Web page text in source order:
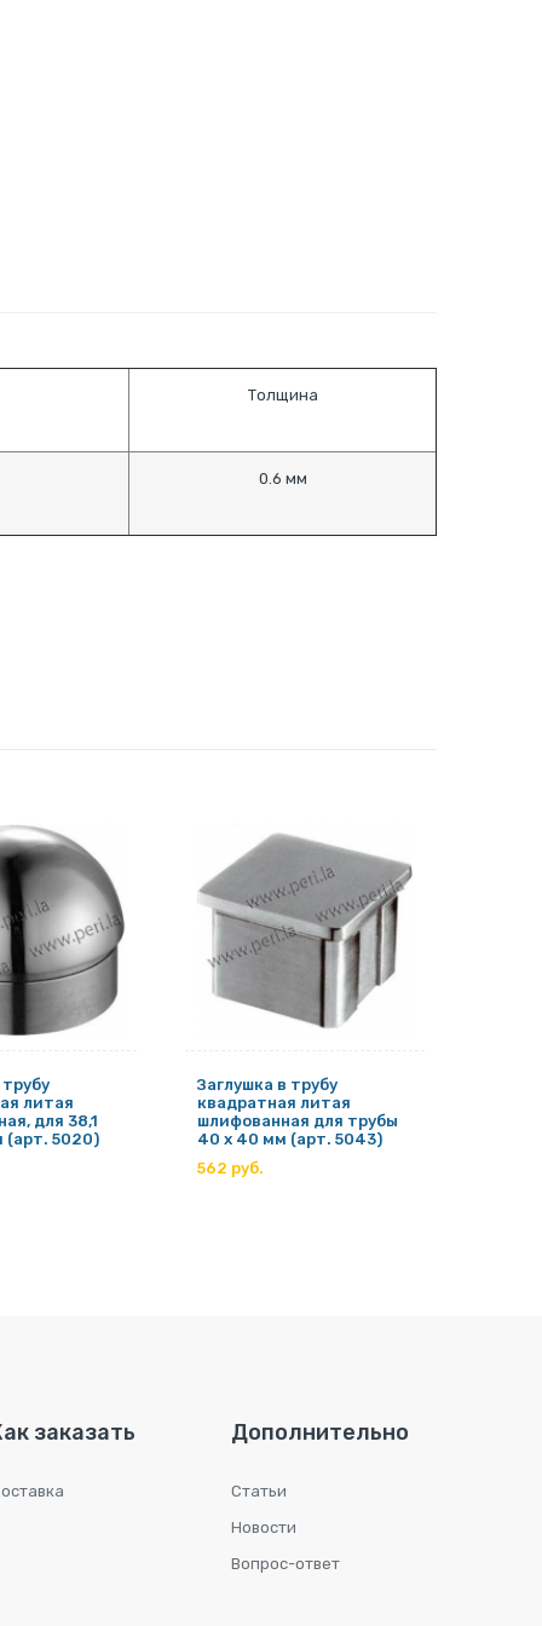
Толщина
0.6 мм
литая
для 38,1
(арт. 5020)
Заглушка в трубу
квадратная литая
шлифованная для трубы
40 х 40 мм (арт. 5043)
562 руб.
заказать Дополнительно
Статьи
Новости
Вопрос-ответ